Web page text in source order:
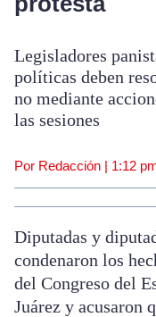
Legisladores
políticas deben
no mediante
las sesiones
Por Redacción | 1:12
Diputadas y
condenaron los
del Congreso del
Juárez y acusaron